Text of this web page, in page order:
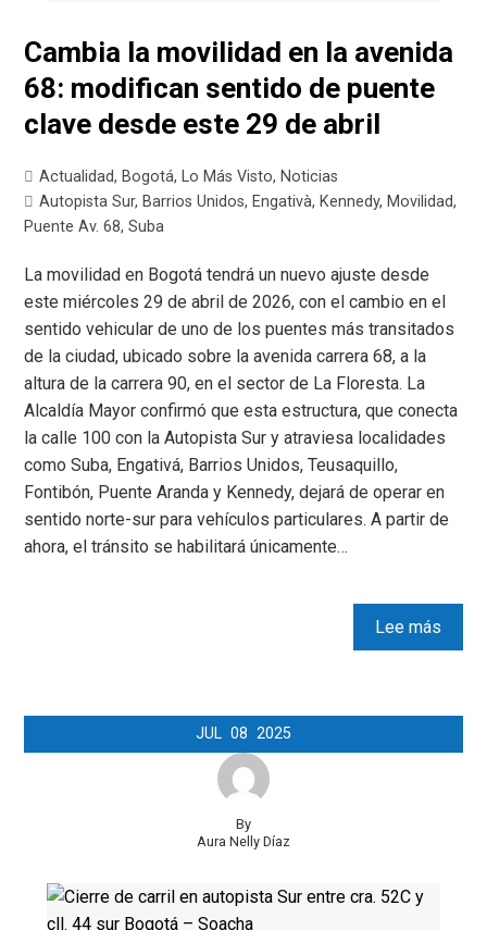
Cambia la movilidad en la avenida
68: modifican sentido de puente
clave desde este 29 de abril
Actualidad, Bogotá, Lo Más Visto, Noticias
Autopista Sur, Barrios Unidos, Engativà, Kennedy, Movilidad,
Puente Av. 68,Suba
La movilidad en Bogotá tendrá un nuevo ajuste desde
este miércoles 29 de abril de 2026, con el cambio en el
sentido vehicular de uno de los puentes más transitados
de la ciudad, ubicado sobre la avenida carrera 68, a la
altura de la carrera 90, en el sector de La Floresta. La
Alcaldía Mayor confirmó que esta estructura, que conecta
la calle 100 con la Autopista Sur y atraviesa localidades
como Suba, Engativá, Barrios Unidos, Teusaquillo,
Fontibón, Puente Aranda y Kennedy, dejará de operar en
sentido norte-sur para vehículos particulares. A partir de
ahora, el tránsito se habilitará únicamente…
Lee más
JUL 08 2025
By
Aura Nelly Díaz